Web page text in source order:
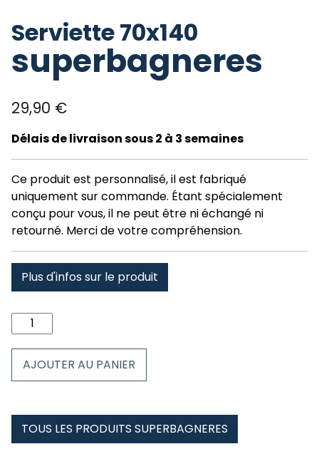
Serviette 70x140
superbagneres
29,90 €
Délais de livraison sous 2 à 3 semaines
Ce produit est personnalisé, il est fabriqué
uniquement sur commande. Étant spécialement
conçu pour vous, il ne peut être ni échangé ni
retourné. Merci de votre compréhension.
Plus d'infos sur le produit
quantité
de
70x140
AJOUTER AU PANIER
TOUS LES PRODUITS SUPERBAGNERES